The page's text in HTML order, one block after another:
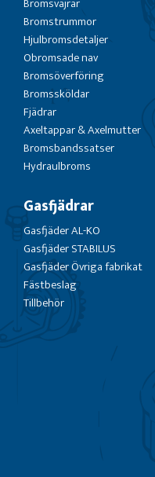
Bromstrummor
Hjulbromsdetaljer
Obromsade nav
Bromsöverföring
Bromssköldar
Fjädrar
Axeltappar & Axelmutter
Bromsbandssatser
Hydraulbroms
Gasfjädrar
Gasfjäder AL-KO
Gasfjäder STABILUS
Gasfjäder Övriga fabrikat
Fästbeslag
Tillbehör